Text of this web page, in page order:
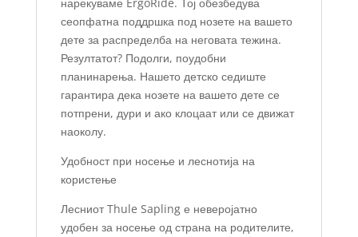
нарекуваме ErgoRide. Тој обезбедува
сеопфатна поддршка под нозете на вашето
дете за распределба на неговата тежина.
Резултатот? Подолги, поудобни
планинарења. Нашето детско седиште
гарантира дека нозете на вашето дете се
потпрени, дури и ако клоцаат или се движат
наоколу.
Удобност при носење и леснотија на
користење
Лесниот Thule Sapling е неверојатно
удобен за носење од страна на родителите,